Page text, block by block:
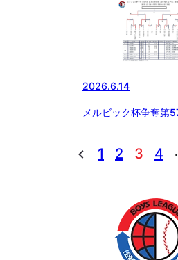
2026.6.14
メルビック杯争奪第
予選1 2 3 4